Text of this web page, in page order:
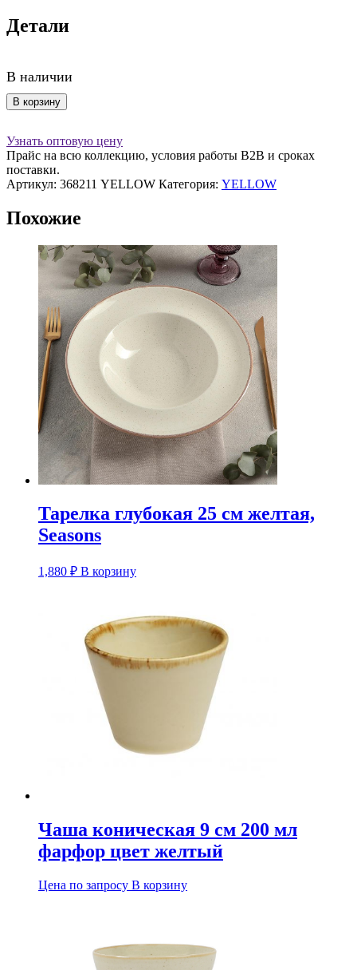
Детали
В наличии
Количество
товара
коническая
11,5
см
400
фарфор
цвет
желтый
В корзину
Узнать оптовую цену
Прайс на всю коллекцию, условия работы В2В и сроках
поставки.
Артикул: 368211 YELLOW Категория: YELLOW
Похожие
Тарелка глубокая 25 см желтая,
Seasons
1,880 ₽ В корзину
Чаша коническая 9 см 200 мл
фарфор цвет желтый
Цена по запросу В корзину